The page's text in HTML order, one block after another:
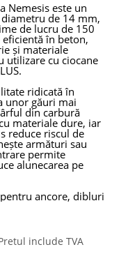
Nemesis este un
diametru de 14 mm,
de lucru de 150
în beton,
și materiale
cu ciocane
ridicată în
unor găuri mai
din carbură
materiale dure, iar
reduce riscul de
armături sau
permite
alunecarea pe
ancore, dibluri
aplicații
structuri minerale.
include TVA